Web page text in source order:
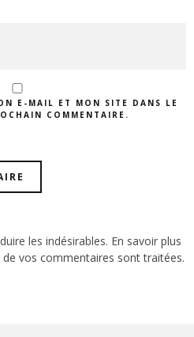
E-MAIL ET MON SITE DANS LE
COMMENTAIRE.
les indésirables. En savoir plus
vos commentaires sont traitées.